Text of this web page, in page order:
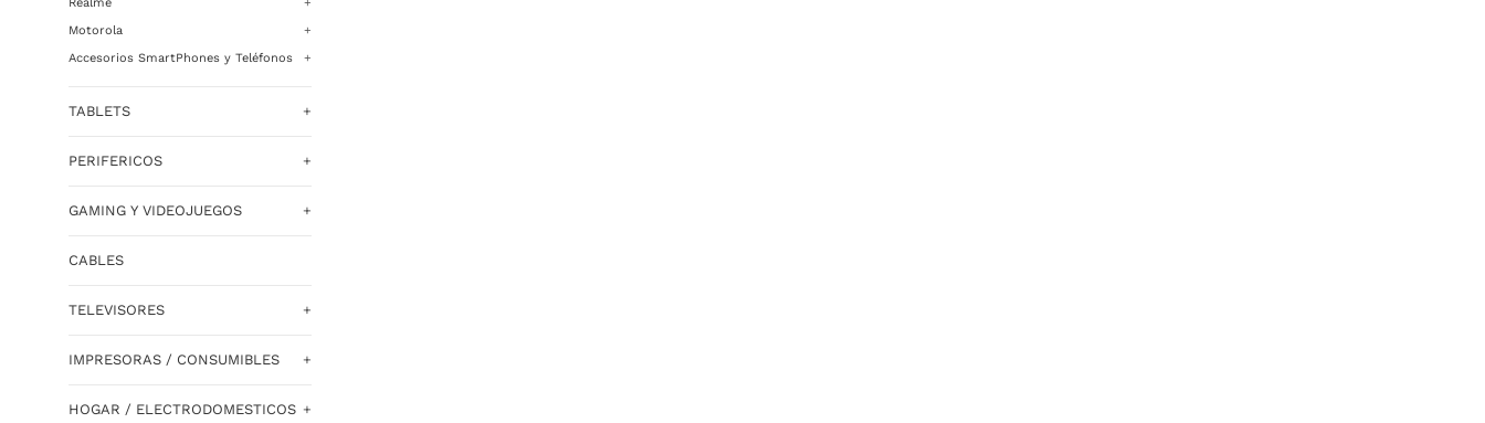
Motorola
+
Accesorios SmartPhones y Teléfonos
+
TABLETS +
PERIFERICOS +
GAMING Y VIDEOJUEGOS +
CABLES
TELEVISORES +
IMPRESORAS / CONSUMIBLES +
HOGAR / ELECTRODOMESTICOS +